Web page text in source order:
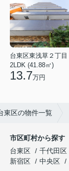
台東区東浅草２丁目
2LDK (41.88㎡)
13.7万円
東区の物件一覧
市区町村から探す
台東区
千代田区
新宿区
中央区